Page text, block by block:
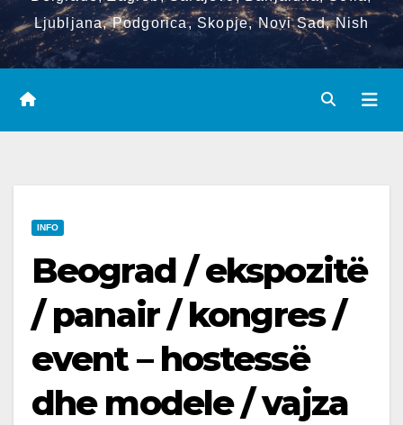
Ljubljana, Podgorica, Skopje, Novi Sad, Nish
INFO
Beograd / ekspozitë
/ panair / kongres /
event – hostessë
dhe modele / vajza